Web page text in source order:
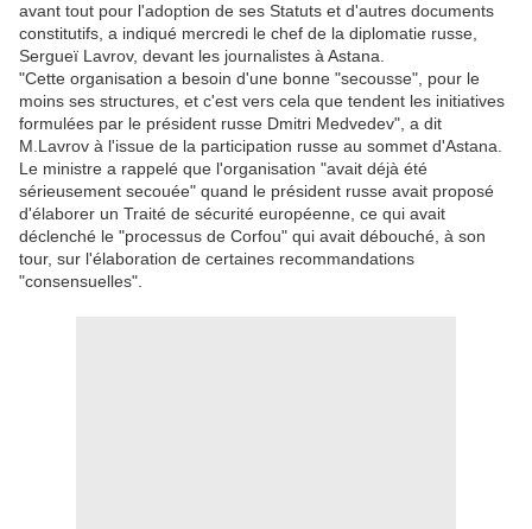
avant tout pour l'adoption de ses Statuts et d'autres documents
constitutifs, a indiqué mercredi le chef de la diplomatie russe,
Sergueï Lavrov, devant les journalistes à Astana.
"Cette organisation a besoin d'une bonne "secousse", pour le
moins ses structures, et c'est vers cela que tendent les initiatives
formulées par le président russe Dmitri Medvedev", a dit
M.Lavrov à l'issue de la participation russe au sommet d'Astana.
Le ministre a rappelé que l'organisation "avait déjà été
sérieusement secouée" quand le président russe avait proposé
d'élaborer un Traité de sécurité européenne, ce qui avait
déclenché le "processus de Corfou" qui avait débouché, à son
tour, sur l'élaboration de certaines recommandations
"consensuelles".